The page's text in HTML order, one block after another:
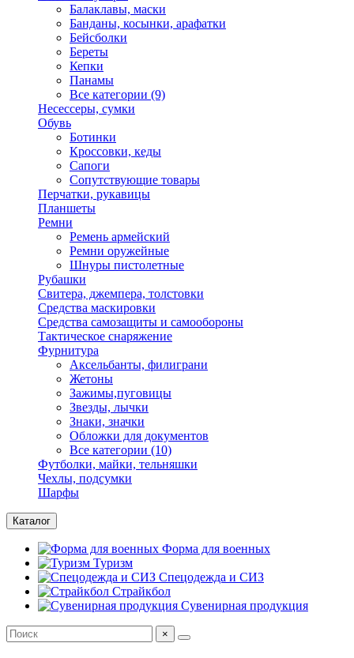
Балаклавы, маски
Банданы, косынки, арафатки
Бейсболки
Береты
Кепки
Панамы
Все категории (9)
Несессеры, сумки
Обувь
Ботинки
Кроссовки, кеды
Сапоги
Сопутствующие товары
Перчатки, рукавицы
Планшеты
Ремни
Ремень армейский
Ремни оружейные
Шнуры пистолетные
Рубашки
Свитера, джемпера, толстовки
Средства маскировки
Средства самозащиты и самообороны
Тактическое снаряжение
Фурнитура
Аксельбанты, филиграни
Жетоны
Зажимы,пуговицы
Звезды, лычки
Знаки, значки
Обложки для документов
Все категории (10)
Футболки, майки, тельняшки
Чехлы, подсумки
Шарфы
Каталог
Форма для военных
Туризм
Спецодежда и СИЗ
Страйкбол
Сувенирная продукция
×